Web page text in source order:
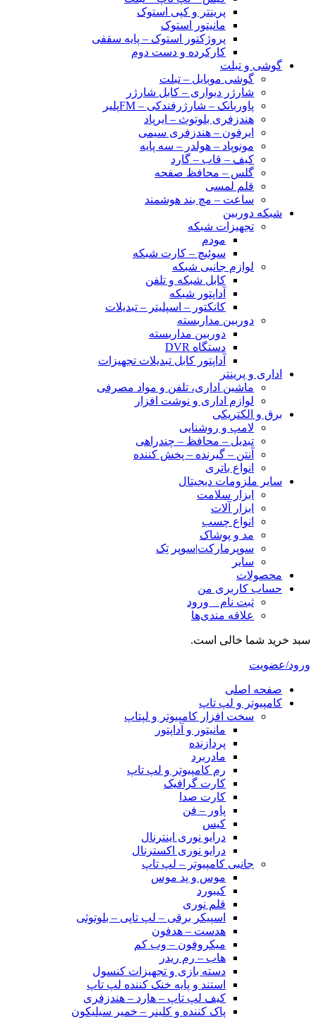
پرینتر و کپی استوک
مانیتور استوک
پروژکتور استوک – پایه سقفی
کارکرده و دست دوم
گوشی و تبلت
گوشی موبایل – تبلت
شارژر دیواری – کابل شارژر
پاوربانک – شارژرفندکی – FMپلیر
هندزفری بلوتوث – ایرپاد
ایرفون – هندزفری سیمی
مونوپاد – هولدر – سه پایه
کیف – قاب – گارد
گلس – محافظ صفحه
قلم لمسی
ساعت – مچ بند هوشمند
شبکه دوربین
تجهیزات شبکه
مودم
سوئیچ – کارت شبکه
لوازم جانبی شبکه
کابل شبکه و تلفن
آداپتور شبکه
کانکتور – اسپلیتر – تبدیلات
دوربین مداربسته
دوربین مداربسته
دستگاه DVR
آداپتور کابل تبدیلات تجهیزات
اداری و پرینتر
ماشین اداری، تلفن و مواد مصرفی
لوازم اداری و نوشت افزار
برق و الکتریکی
لامپ و روشنایی
تبدیل – محافظ – چندراهی
آنتن – گیرنده – پخش کننده
انواع باتری
سایر ملزومات دیجیتال
ابزار سلامت
ابزار آلات
انواع چسب
مد و پوشاک
سوپرمارکت|سوپر تِک
سایر
محصولات
حساب کاربری من
ثبت نام _ ورود
علاقه مندی‌ها
سبد خرید شما خالی است.
ورود/عضویت
صفحه اصلی
کامپیوتر و‌‌‌‌‌ لپ تاپ
سخت افزار کامپیوتر و لپتاپ
مانیتور و آداپتور
پردازنده
مادربرد
رم کامپیوتر و لپ تاپ
کارت گرافیک
کارت صدا
پاور – فن
کیس
درایو نوری اینترنال
درایو نوری اکسترنال
جانبی کامپیوتر – لپ تاپ
موس و پد موس
کیبورد
قلم نوری
اسپیکر برقی – لپ تاپی – بلوتوثی
هدست – هدفون
میکروفون – وب کم
هاب – رم ریدر
دسته بازی و تجهیزات کنسول
استند و پایه خنک کننده لپ تاپ
کیف لپ تاپ – هارد – هندزفری
پاک کننده و کلینر – خمیر سیلیکون